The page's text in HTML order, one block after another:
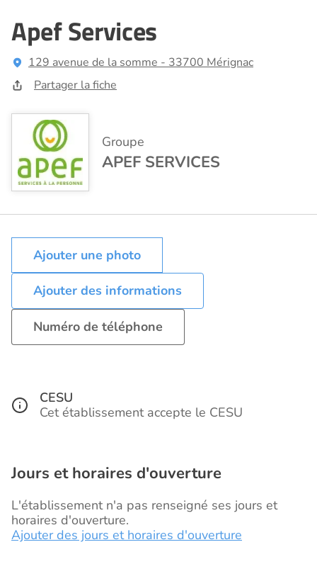
Apef Services
129 avenue de la somme - 33700 Mérignac
Partager la fiche
Groupe
APEF SERVICES
Ajouter des informations
Numéro de téléphone
CESU
Cet établissement accepte le CESU
Jours et horaires d'ouverture
L'établissement n'a pas renseigné ses jours et
horaires d'ouverture.
Ajouter des jours et horaires d'ouverture